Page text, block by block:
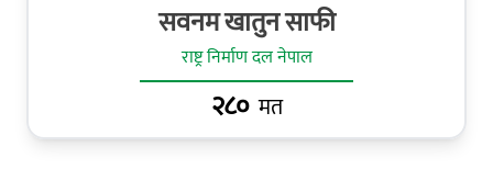
सवनम खातुन साफी
राष्ट्र निर्माण दल नेपाल
२८० मत